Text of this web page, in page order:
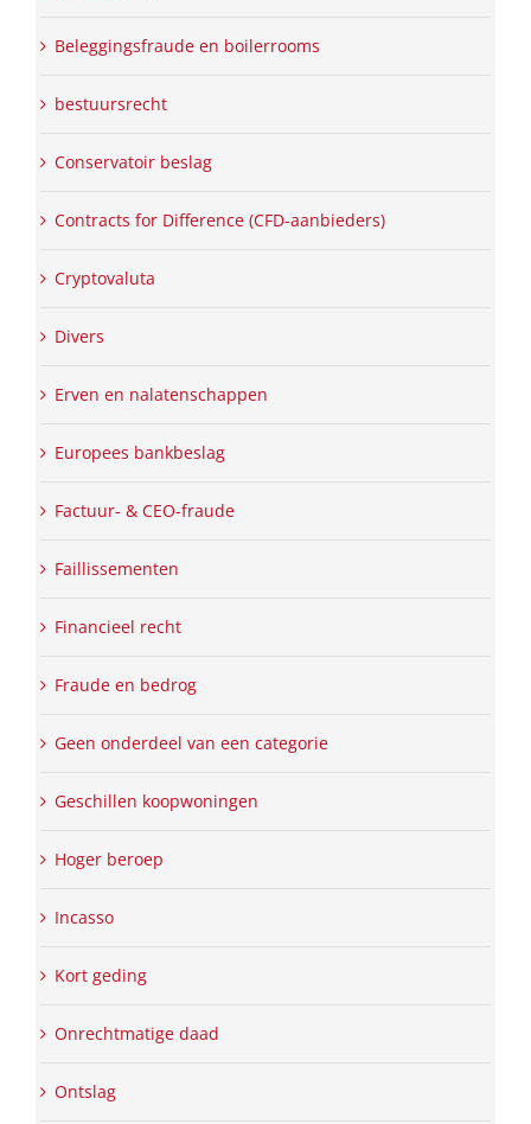
Beleggingsfraude en boilerrooms
bestuursrecht
Conservatoir beslag
Contracts for Difference (CFD-aanbieders)
Cryptovaluta
Divers
Erven en nalatenschappen
Europees bankbeslag
Factuur- & CEO-fraude
Faillissementen
Financieel recht
Fraude en bedrog
Geen onderdeel van een categorie
Geschillen koopwoningen
Hoger beroep
Incasso
Kort geding
Onrechtmatige daad
Ontslag